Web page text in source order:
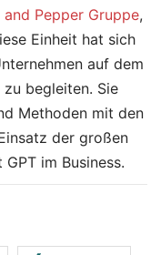
and Pepper Gruppe,
Einheit hat sich
auf dem
begleiten. Sie
Methoden mit den
der großen
im Business.